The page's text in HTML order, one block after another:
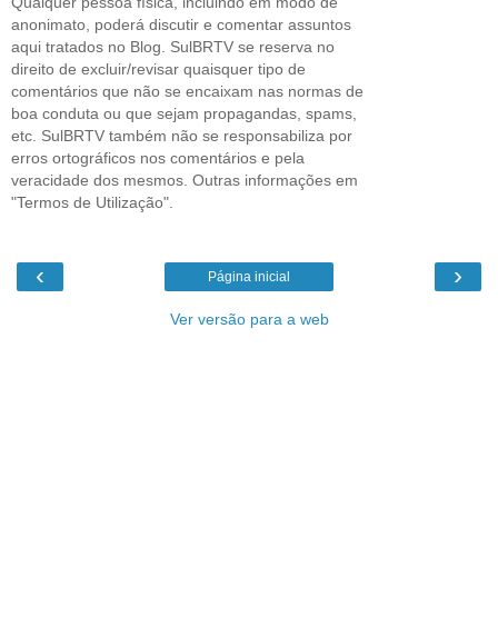
anonimato, poderá discutir e comentar assuntos
aqui tratados no Blog. SulBRTV se reserva no
direito de excluir/revisar quaisquer tipo de
comentários que não se encaixam nas normas de
boa conduta ou que sejam propagandas, spams,
etc. SulBRTV também não se responsabiliza por
erros ortográficos nos comentários e pela
veracidade dos mesmos. Outras informações em
"Termos de Utilização".
‹ ›
Página inicial
Ver versão para a web